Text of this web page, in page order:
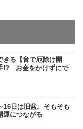
きる【音で厄除け開
!? お金をかけずにで
16日は旧盆。そもそも
運につながる